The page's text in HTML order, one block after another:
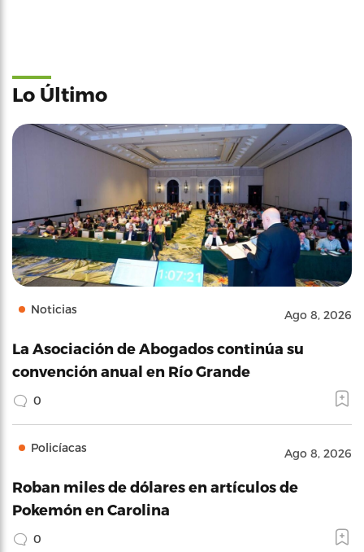
Lo Último
Noticias Ago 8, 2026
La Asociación de Abogados continúa su
convención anual en Río Grande
0
Policíacas Ago 8, 2026
Roban miles de dólares en artículos de
Pokemón en Carolina
0